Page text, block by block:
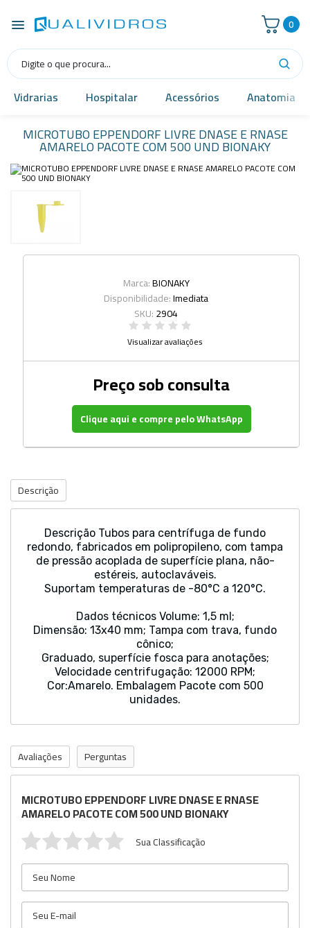
0
Vidrarias Hospitalar Acessórios Anatomia
MICROTUBO EPPENDORF LIVRE DNASE E RNASE
AMARELO PACOTE COM 500 UND BIONAKY
Marca:BIONAKY
Disponibilidade:Imediata
SKU:2904
Visualizar avaliações
Preço sob consulta
Clique aqui e compre pelo WhatsApp
Descrição
Descrição Tubos para centrífuga de fundo
redondo, fabricados em polipropileno, com tampa
de pressão acoplada de superfície plana, não-
estéreis, autoclaváveis.
Suportam temperaturas de -80°C a 120°C.
Dados técnicos Volume: 1,5 ml;
Dimensão: 13x40 mm; Tampa com trava, fundo
cônico;
Graduado, superfície fosca para anotações;
Velocidade centrifugação: 12000 RPM;
Cor:Amarelo. Embalagem Pacote com 500
unidades.
Avaliações Perguntas
MICROTUBO EPPENDORF LIVRE DNASE E RNASE
AMARELO PACOTE COM 500 UND BIONAKY
Sua Classificação